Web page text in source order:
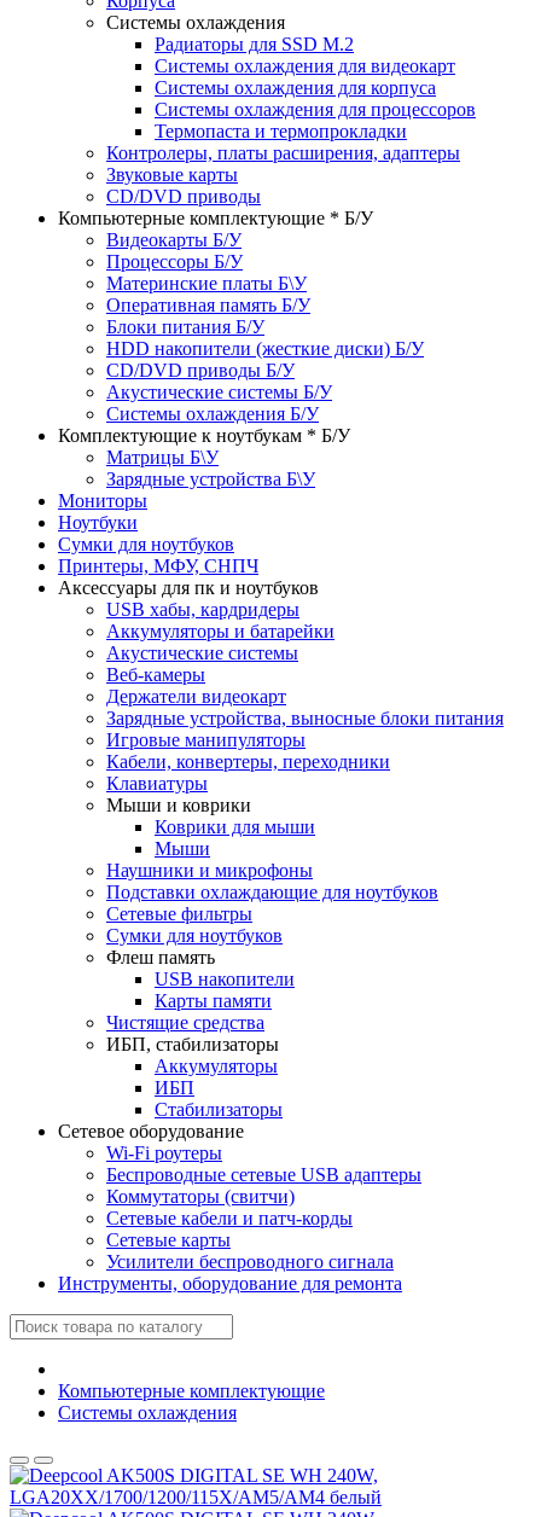
Системы охлаждения
Радиаторы для SSD M.2
Системы охлаждения для видеокарт
Системы охлаждения для корпуса
Системы охлаждения для процессоров
Термопаста и термопрокладки
Контролеры, платы расширения, адаптеры
Звуковые карты
CD/DVD приводы
Компьютерные комплектующие * Б/У
Видеокарты Б/У
Процессоры Б/У
Материнские платы Б\У
Оперативная память Б/У
Блоки питания Б/У
HDD накопители (жесткие диски) Б/У
CD/DVD приводы Б/У
Акустические системы Б/У
Системы охлаждения Б/У
Комплектующие к ноутбукам * Б/У
Матрицы Б\У
Зарядные устройства Б\У
Мониторы
Ноутбуки
Сумки для ноутбуков
Принтеры, МФУ, СНПЧ
Аксессуары для пк и ноутбуков
USB хабы, кардридеры
Аккумуляторы и батарейки
Акустические системы
Веб-камеры
Держатели видеокарт
Зарядные устройства, выносные блоки питания
Игровые манипуляторы
Кабели, конвертеры, переходники
Клавиатуры
Мыши и коврики
Коврики для мыши
Мыши
Наушники и микрофоны
Подставки охлаждающие для ноутбуков
Сетевые фильтры
Сумки для ноутбуков
Флеш память
USB накопители
Карты памяти
Чистящие средства
ИБП, стабилизаторы
Аккумуляторы
ИБП
Стабилизаторы
Сетевое оборудование
Wi-Fi роутеры
Беспроводные сетевые USB адаптеры
Коммутаторы (свитчи)
Сетевые кабели и патч-корды
Сетевые карты
Усилители беспроводного сигнала
Инструменты, оборудование для ремонта
Компьютерные комплектующие
Системы охлаждения